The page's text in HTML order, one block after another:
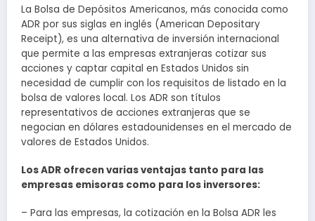
La Bolsa de Depósitos Americanos, más conocida como
ADR por sus siglas en inglés (American Depositary
Receipt), es una alternativa de inversión internacional
que permite a las empresas extranjeras cotizar sus
acciones y captar capital en Estados Unidos sin
necesidad de cumplir con los requisitos de listado en la
bolsa de valores local. Los ADR son títulos
representativos de acciones extranjeras que se
negocian en dólares estadounidenses en el mercado de
valores de Estados Unidos.
Los ADR ofrecen varias ventajas tanto para las
empresas emisoras como para los inversores:
– Para las empresas, la cotización en la Bolsa ADR les